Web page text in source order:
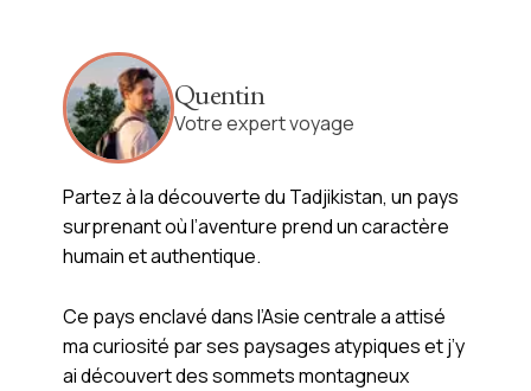
Quentin
Votre expert voyage
Partez à la découverte du Tadjikistan, un pays
surprenant où l’aventure prend un caractère
humain et authentique.
Ce pays enclavé dans l’Asie centrale a attisé
ma curiosité par ses paysages atypiques et j’y
ai découvert des sommets montagneux